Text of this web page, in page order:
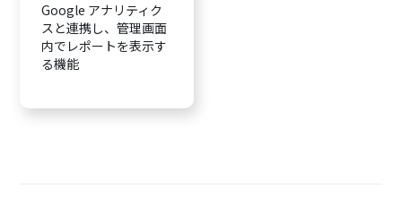
Google アナリティク
スと連携し、管理画面
内でレポートを表示す
る機能